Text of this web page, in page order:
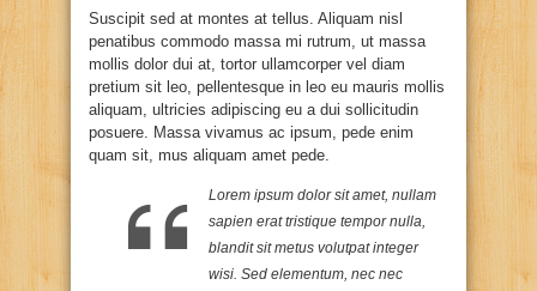
Suscipit sed at montes at tellus. Aliquam nisl
penatibus commodo massa mi rutrum, ut massa
mollis dolor dui at, tortor ullamcorper vel diam
pretium sit leo, pellentesque in leo eu mauris mollis
aliquam, ultricies adipiscing eu a dui sollicitudin
posuere. Massa vivamus ac ipsum, pede enim
quam sit, mus aliquam amet pede.
Lorem ipsum dolor sit amet, nullam
sapien erat tristique tempor nulla,
blandit sit metus volutpat integer
wisi. Sed elementum, nec nec